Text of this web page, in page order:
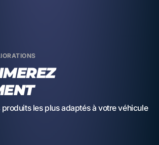
produits les plus adaptés à votre véhicule